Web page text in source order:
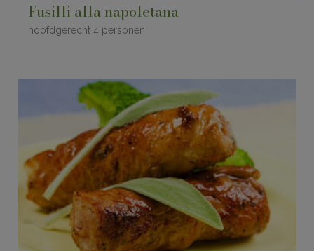
Fusilli alla napoletana
hoofdgerecht 4 personen